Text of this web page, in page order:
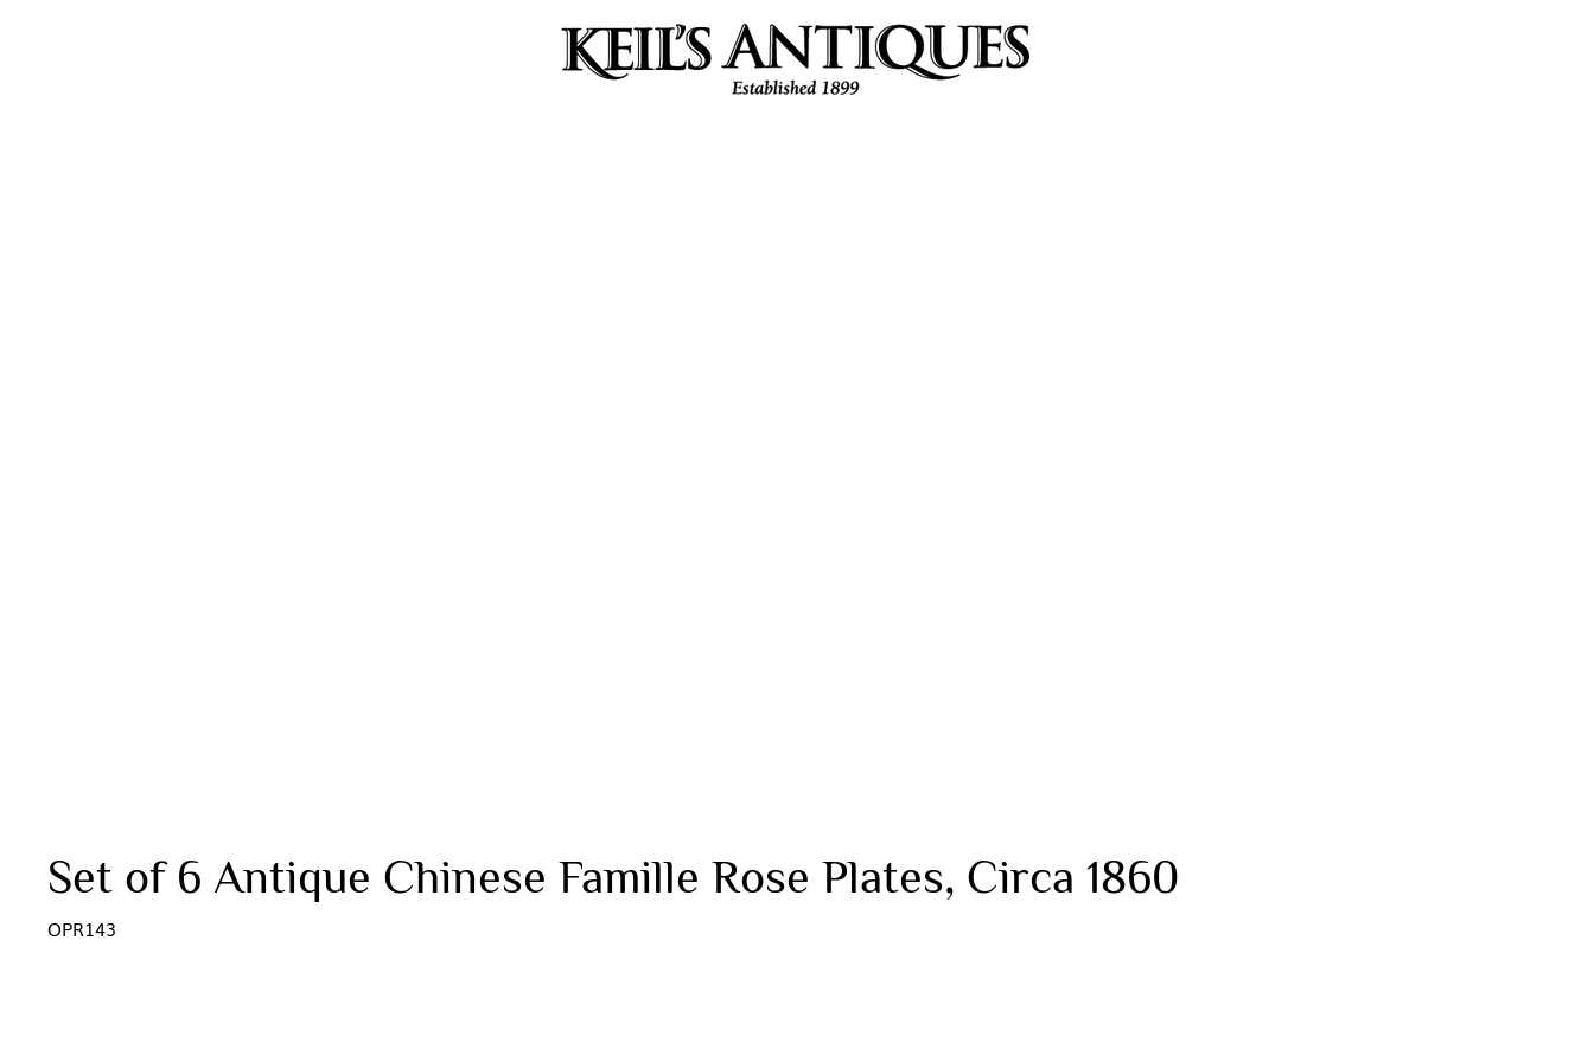
Set of 6 Antique Chinese Famille Rose Plates, Circa 1860
OPR143